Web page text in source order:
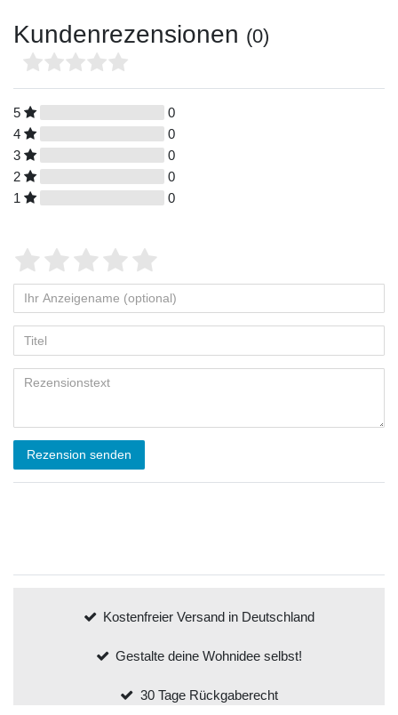
Kundenrezensionen (0)
5
0
4
0
3
0
2
0
1
0
Rezension senden
Kostenfreier Versand in Deutschland
Gestalte deine Wohnidee selbst!
30 Tage Rückgaberecht